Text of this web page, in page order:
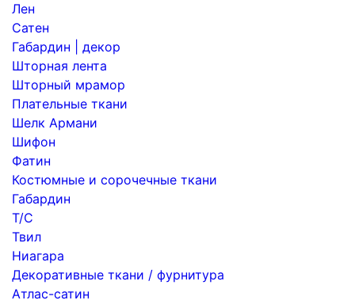
Лен
Сатен
Габардин | декор
Шторная лента
Шторный мрамор
Плательные ткани
Шелк Армани
Шифон
Фатин
Костюмные и сорочечные ткани
Габардин
Т/С
Твил
Ниагара
Декоративные ткани / фурнитура
Атлас-сатин